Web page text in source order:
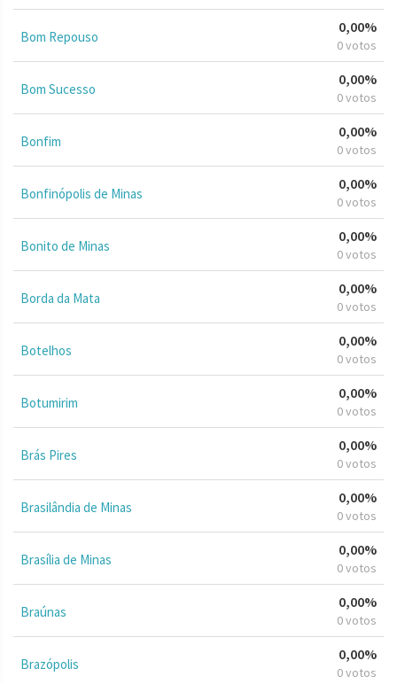
Bom Repouso
0,00%
0 votos
Bom Sucesso
0,00%
0 votos
Bonfim
0,00%
0 votos
Bonfinópolis de Minas
0,00%
0 votos
Bonito de Minas
0,00%
0 votos
Borda da Mata
0,00%
0 votos
Botelhos
0,00%
0 votos
Botumirim
0,00%
0 votos
Brás Pires
0,00%
0 votos
Brasilândia de Minas
0,00%
0 votos
Brasília de Minas
0,00%
0 votos
Braúnas
0,00%
0 votos
Brazópolis
0,00%
0 votos